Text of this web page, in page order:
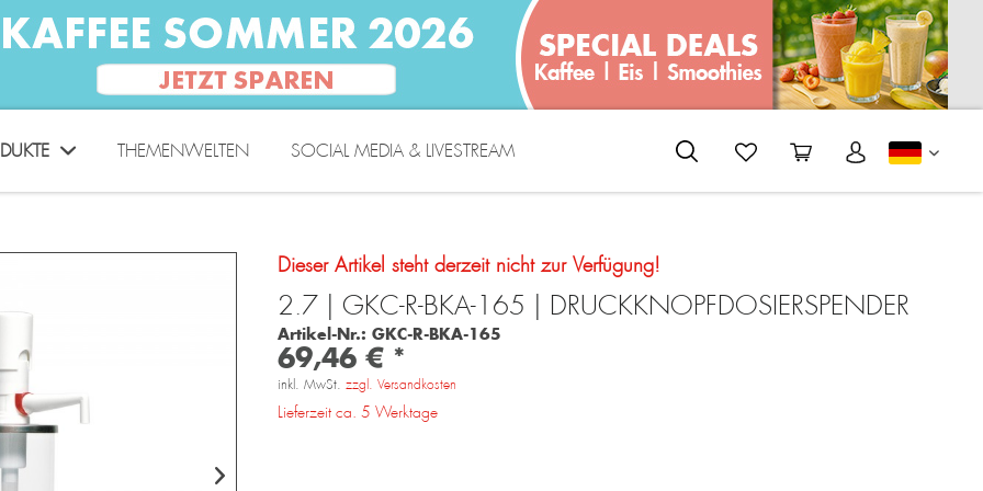
THEMENWELTEN SOCIAL MEDIA & LIVESTREAM
Dieser Artikel steht derzeit nicht zur Verfügung!
2.7 | GKC-R-BKA-165 | DRUCKKNOPFDOSIERSPENDER
Artikel-Nr.: GKC-R-BKA-165
69,46 € *
inkl. MwSt. zzgl. Versandkosten
Lieferzeit ca. 5 Werktage